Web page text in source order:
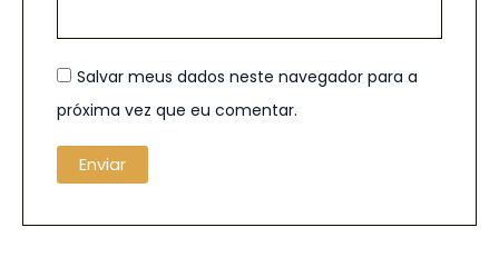
Salvar meus dados neste navegador para a
próxima vez que eu comentar.